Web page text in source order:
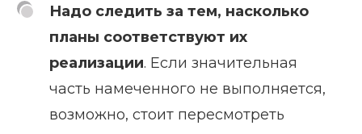
Надо следить за тем, насколько
планы соответствуют их
реализации. Если значительная
часть намеченного не выполняется,
возможно, стоит пересмотреть